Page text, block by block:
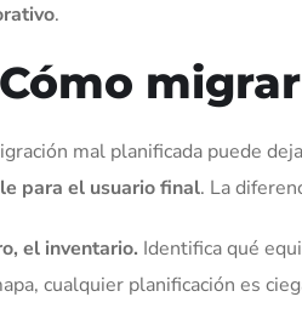
.
mal planificada puede
para el usuario final. La
el inventario. Identifica qué
cualquier planificación es